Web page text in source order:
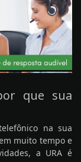
que sua
na sua
muito tempo e
a URA é